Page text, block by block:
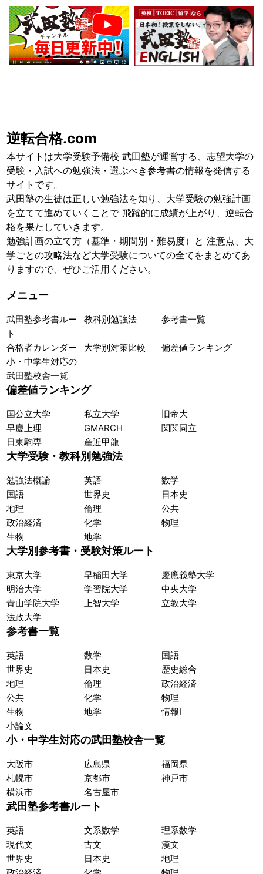
逆転合格.com
本サイトは大学受験予備校 武田塾が運営する、志望大学の
受験・入試への勉強法・選ぶべき参考書の情報を発信する
サイトです。
武田塾の生徒は正しい勉強法を知り、大学受験の勉強計画
を立てて進めていくことで 飛躍的に成績が上がり、逆転合
格を果たしていきます。
勉強計画の立て方（基準・期間別・難易度）と 注意点、大
学ごとの攻略法など大学受験についての全てをまとめてあ
りますので、ぜひご活用ください。
メニュー
武田塾参考書ルー
ト
教科別勉強法 参考書一覧
合格者カレンダー 大学別対策比較
偏差値ランキング
小・中学生対応の
武田塾校舎一覧
偏差値ランキング
国公立大学 私立大学
旧帝大
早慶上理
GMARCH
関関同立
日東駒専
産近甲龍
大学受験・教科別勉強法
勉強法概論 英語
数学
国語
世界史
日本史
地理
倫理
公共
政治経済
化学
物理
生物
地学
大学別参考書・受験対策ルート
東京大学 早稲田大学
慶應義塾大学
明治大学
学習院大学
中央大学
青山学院大学
上智大学
立教大学
法政大学
参考書一覧
英語 数学
国語
世界史
日本史
歴史総合
地理
倫理
政治経済
公共
化学
物理
生物
地学
情報Ⅰ
小論文
小・中学生対応の武田塾校舎一覧
大阪市 広島県
福岡県
札幌市
京都市
神戸市
横浜市
名古屋市
武田塾参考書ルート
英語 文系数学
理系数学
現代文
古文
漢文
世界史
日本史
地理